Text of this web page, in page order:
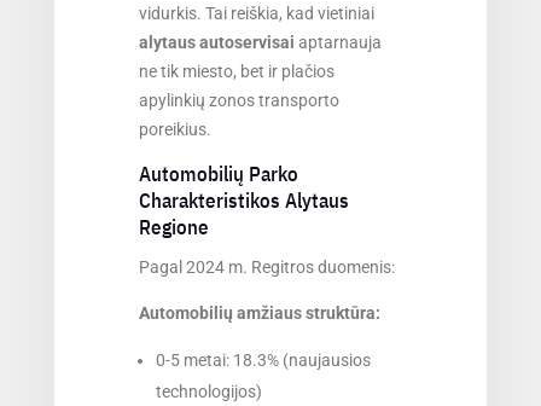
vidurkis. Tai reiškia, kad vietiniai
alytaus autoservisai aptarnauja
ne tik miesto, bet ir plačios
apylinkių zonos transporto
poreikius.
Automobilių Parko
Charakteristikos Alytaus
Regione
Pagal 2024 m. Regitros duomenis:
Automobilių amžiaus struktūra:
0-5 metai: 18.3% (naujausios
technologijos)